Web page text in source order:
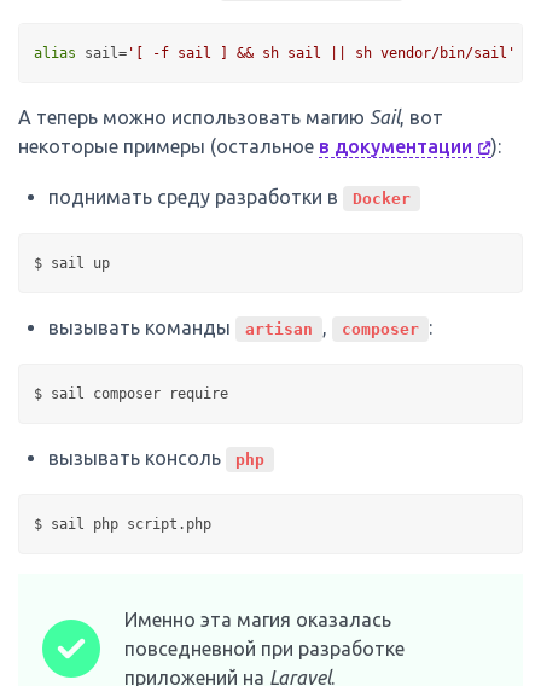
alias sail= '[ -f sail ] && sh sail || sh vendor/bin/sail'
А теперь можно использовать магию Sail, вот
некоторые примеры (остальное в документации ):
поднимать среду разработки в Docker
вызывать команды artisan , composer :
вызывать консоль php
Именно эта магия оказалась
повседневной при разработке
приложений на Laravel.